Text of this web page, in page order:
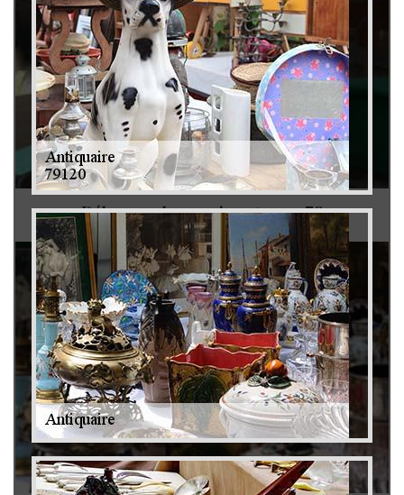
Débarras de grenier et cave 79